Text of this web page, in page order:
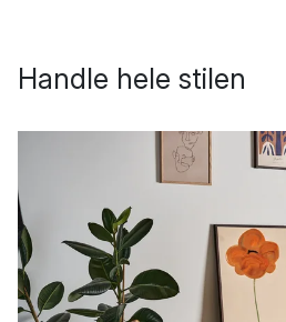
Handle hele stilen